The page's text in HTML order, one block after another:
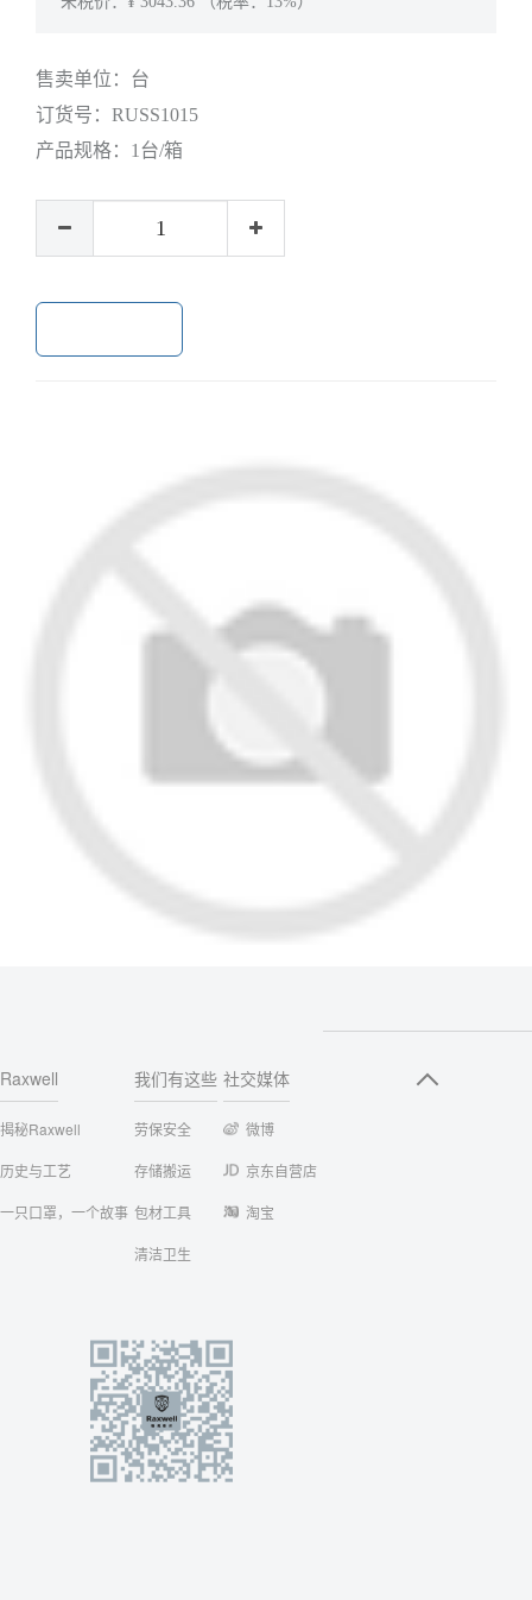
售卖单位： 台
订货号： RUSS1015
产品规格： 1台/箱
Raxwell
揭秘Raxwell
历史与工艺
一只口罩，一个故事
我们有这些
劳保安全
存储搬运
包材工具
清洁卫生
社交媒体
微博
京东自营店
淘宝